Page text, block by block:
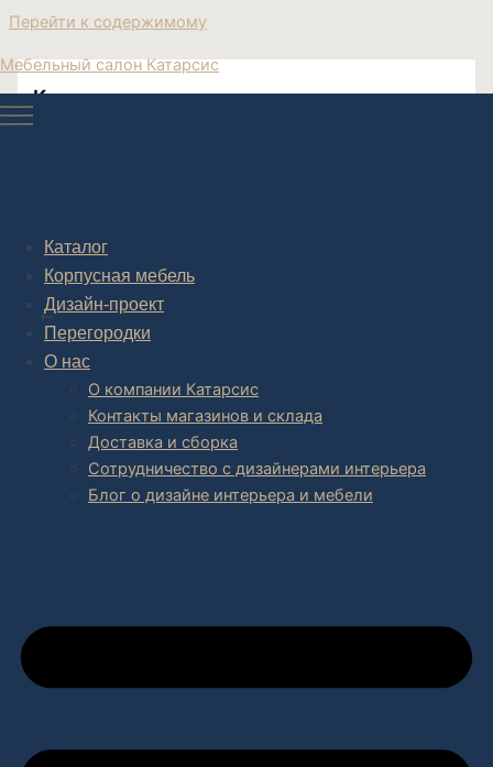
Перейти к содержимому
Мебельный салон Катарсис
Каталог
Корпусная мебель
Дизайн-проект
Перегородки
О нас
О компании Катарсис
Контакты магазинов и склада
Доставка и сборка
Сотрудничество с дизайнерами интерьера
Блог о дизайне интерьера и мебели
Купить акриловые стулья прозрачные
Post navigation
НАЗАД